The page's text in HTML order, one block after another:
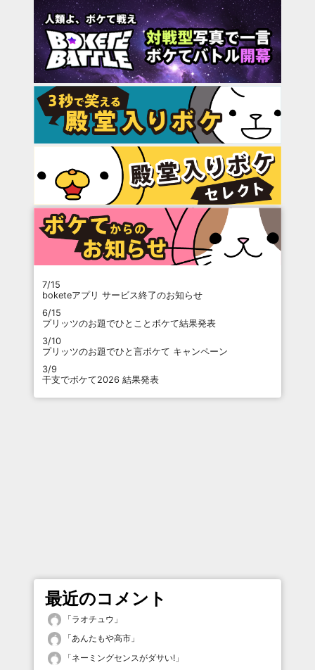
7/15
boketeアプリ サービス終了のお知らせ
6/15
プリッツのお題でひとことボケて結果発表
3/10
プリッツのお題でひと言ボケて キャンペーン
3/9
干支でボケて2026 結果発表
最近のコメント
「ラオチュウ 」
「あんたもや高市 」
「ネーミングセンスがダサい! 」